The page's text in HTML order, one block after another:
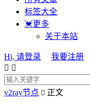
标签大全
💓更多
关于本站
Hi, 请登录 我要注册
 
v2ray节点  正文